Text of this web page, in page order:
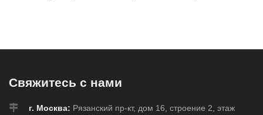
Свяжитесь с нами
г. Москва: Рязанский пр-кт, дом 16, строение 2, этаж